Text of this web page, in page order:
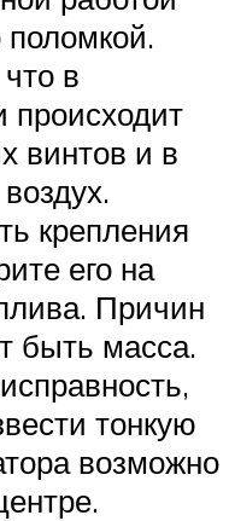
поломкой.
в
происходит
винтов и в
крепления
его на
Причин
быть масса.
тонкую
возможно